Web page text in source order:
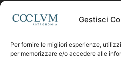
Gestisci
Per fornire le migliori esperienze,
per memorizzare e/o accedere alle